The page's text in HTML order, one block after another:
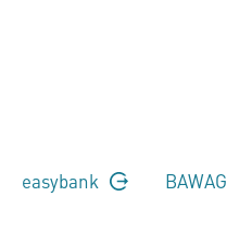
easybank BAWAG